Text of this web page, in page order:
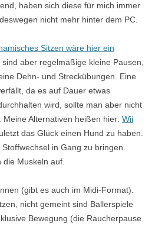
haben sich diese für mich immer
nicht mehr hinter dem PC.
Sitzen wäre hier ein
aber regelmäßige kleine Pausen,
Dehn- und Streckübungen. Eine
da es auf Dauer etwas
wird, sollte man aber nicht
Alternativen heißen hier: Wii
das Glück einen Hund zu haben.
in Gang zu bringen.
Muskeln auf.
(gibt es auch im Midi-Format).
nicht gemeint sind Ballerspiele
Bewegung (die Raucherpause